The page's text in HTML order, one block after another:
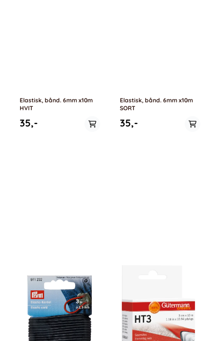
Elastisk, bånd. 6mm x10m
HVIT
35,-
Elastisk, bånd. 6mm x10m
SORT
35,-